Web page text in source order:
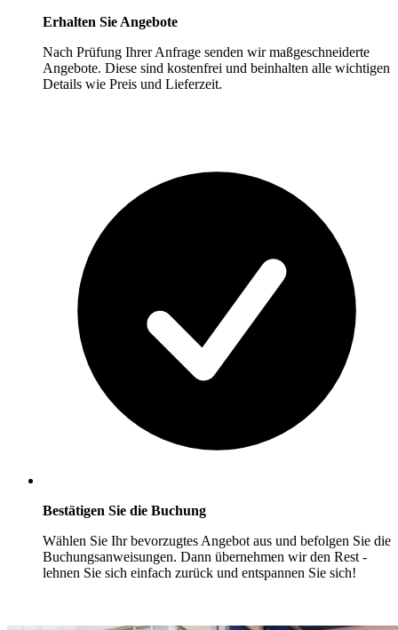
Erhalten Sie Angebote
Nach Prüfung Ihrer Anfrage senden wir maßgeschneiderte
Angebote. Diese sind kostenfrei und beinhalten alle wichtigen
Details wie Preis und Lieferzeit.
Bestätigen Sie die Buchung
Wählen Sie Ihr bevorzugtes Angebot aus und befolgen Sie die
Buchungsanweisungen. Dann übernehmen wir den Rest -
lehnen Sie sich einfach zurück und entspannen Sie sich!